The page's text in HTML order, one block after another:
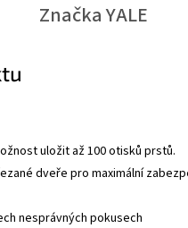
ZnačkaYALE
uložit až 100 otisků prstů.
dveře pro maximální
nesprávných pokusech